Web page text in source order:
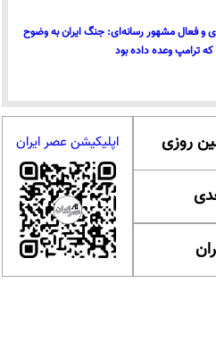
و فعال مشهور رسانه‌ای: جنگ ایران به وضوح
ترامپ وعده داده بود
اپلیکیشن عصر ایران